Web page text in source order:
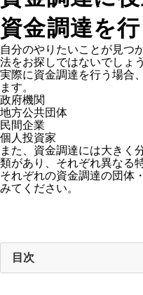
資金調達を
自分のやりたいことが見つ
法をお探しではないでしょう
実際に資金調達を行う場合
ます。
政府機関
地方公共団体
民間企業
個人投資家
また、資金調達には大きく
類があり、それぞれ異なる
それぞれの資金調達の団体
みてください。
目次